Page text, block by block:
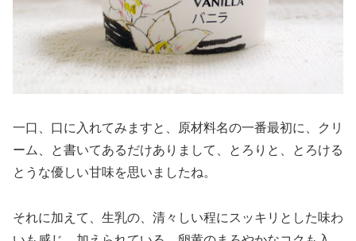
一口、口に入れてみますと、原材料名の一番最初に、クリ
ーム、と書いてあるだけありまして、とろりと、とろける
とうな優しい甘味を思いましたね。
それに加えて、生乳の、清々しい程にスッキリとした味わ